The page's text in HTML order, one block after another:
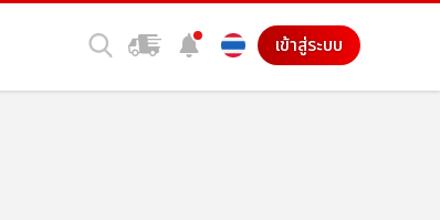
เข้าสู่ระบบ